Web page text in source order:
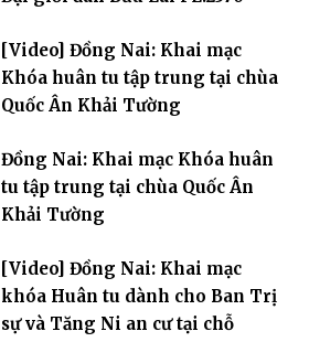
[Video] Đồng Nai: Khai mạc
Khóa huân tu tập trung tại chùa
Quốc Ân Khải Tường
Đồng Nai: Khai mạc Khóa huân
tu tập trung tại chùa Quốc Ân
Khải Tường
[Video] Đồng Nai: Khai mạc
khóa Huân tu dành cho Ban Trị
sự và Tăng Ni an cư tại chỗ